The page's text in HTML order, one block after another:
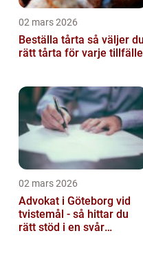
02 mars 2026
Beställa tårta så väljer du
rätt tårta för varje tillfälle
02 mars 2026
Advokat i Göteborg vid
tvistemål - så hittar du
rätt stöd i en svår